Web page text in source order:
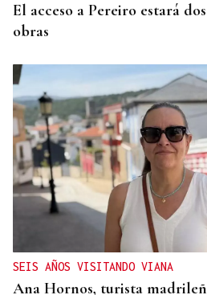
El acceso a Pereiro estará
obras
SEIS AÑOS VISITANDO VIANA
Ana Hornos, turista